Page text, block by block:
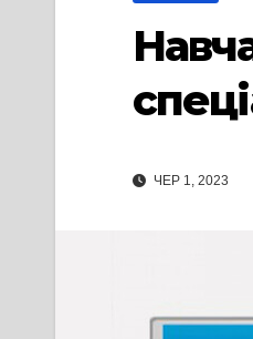
ЧЕР 1, 2023